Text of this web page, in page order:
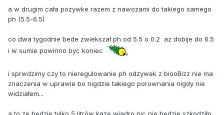
a w drugim cała pozywke razem z nawozami do takiego samego
ph (5.5-6.5)
co dwa tygodnie bede zwiekszał ph od 5.5 o 0.2 az dobije do 6.5
i w sumie powinno byc koniec
i sprwdzimy czy to nieregulowanie ph odzywek z biooBizz nie ma
znaczenia w uprawie bo nigdzie takiego porownania nigdy nie
widziałem...